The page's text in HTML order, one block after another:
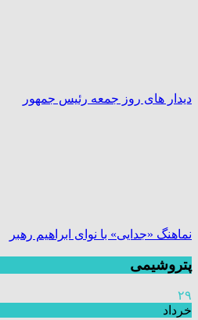
دیدار های روز جمعه رئیس جمهور
نماهنگ «جدایی» با نوای ابراهیم رهبر
پتروشیمی
۲۹
خرداد